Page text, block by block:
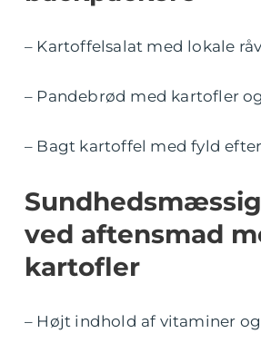
– Kartoffelsalat med lokale
– Pandebrød med kartofler
– Bagt kartoffel med fyld
ved aftensmad
kartofler
– Højt indhold af vitaminer